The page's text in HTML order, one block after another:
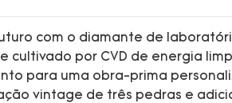
com o diamante de
cultivado por CVD de energia
para uma obra-prima
vintage de três pedras e